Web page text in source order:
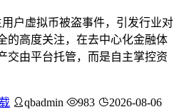
户虚拟币被盗事件，引发行业对
的高度关注，在去中心化金融体
交由平台托管，而是自主掌控资
qbadmin 983 2026-08-06